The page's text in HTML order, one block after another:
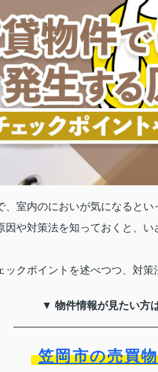
室内のにおいが気になるとい
因や対策法を知っておくと、
クポイントを述べつつ、対策
▼ 物件情報が見たい方
笠岡市の売買